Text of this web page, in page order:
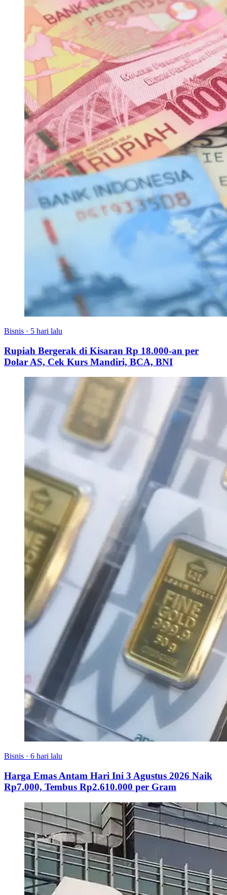
Bisnis · 5 hari lalu
Rupiah Bergerak di Kisaran Rp 18.000-an per
Dolar AS, Cek Kurs Mandiri, BCA, BNI
Bisnis · 6 hari lalu
Harga Emas Antam Hari Ini 3 Agustus 2026 Naik
Rp7.000, Tembus Rp2.610.000 per Gram